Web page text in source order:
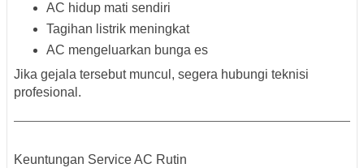
AC hidup mati sendiri
Tagihan listrik meningkat
AC mengeluarkan bunga es
Jika gejala tersebut muncul, segera hubungi teknisi
profesional.
Keuntungan Service AC Rutin